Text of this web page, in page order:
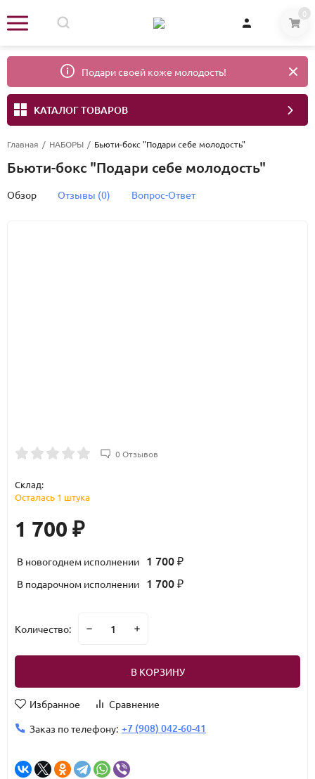
0
Подари своей коже молодость!
КАТАЛОГ ТОВАРОВ
Главная / НАБОРЫ / Бьюти-бокс "Подари себе молодость"
Бьюти-бокс "Подари себе молодость"
Обзор Отзывы (0) Вопрос-Ответ
0 Отзывов
Склад:
Осталась 1 штука
1 700 ₽
В новогоднем исполнении 1 700 ₽
В подарочном исполнении 1 700 ₽
Количество:
В КОРЗИНУ
Избранное
Сравнение
Заказ по телефону: +7 (908) 042-60-41